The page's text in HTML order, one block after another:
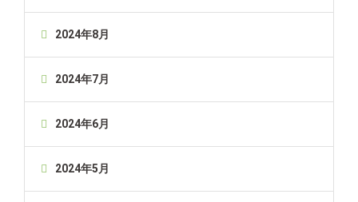
2024年8月
2024年7月
2024年6月
2024年5月